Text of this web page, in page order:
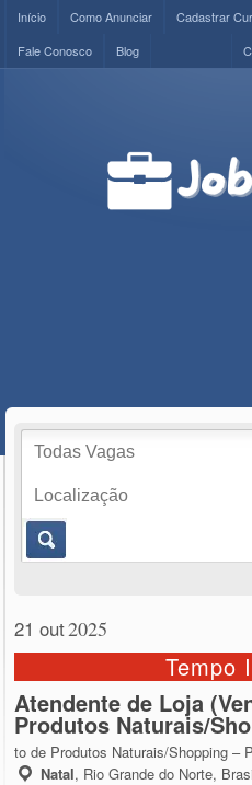
Início Como Anunciar Cadastrar
Fale Conosco
Blog
21 out2025
Tempo
Atendente de Loja
Produtos Naturais/
to de Produtos Naturais/Shopping –
Natal, Rio Grande do Norte,